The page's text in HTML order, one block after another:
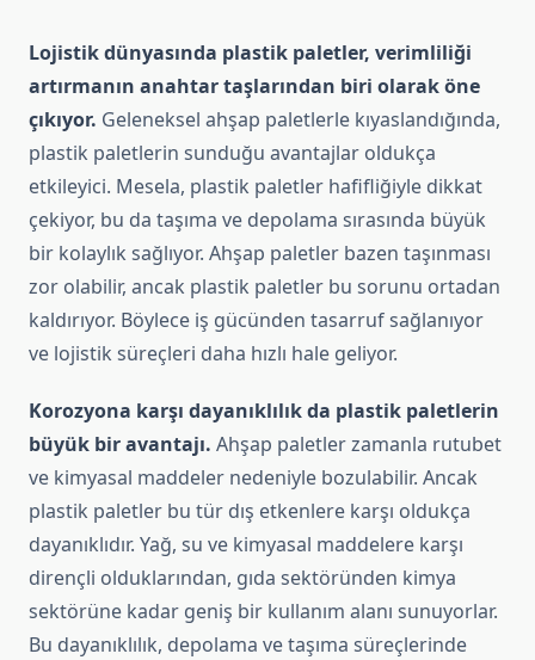
Lojistik dünyasında plastik paletler, verimliliği
artırmanın anahtar taşlarından biri olarak öne
çıkıyor. Geleneksel ahşap paletlerle kıyaslandığında,
plastik paletlerin sunduğu avantajlar oldukça
etkileyici. Mesela, plastik paletler hafifliğiyle dikkat
çekiyor, bu da taşıma ve depolama sırasında büyük
bir kolaylık sağlıyor. Ahşap paletler bazen taşınması
zor olabilir, ancak plastik paletler bu sorunu ortadan
kaldırıyor. Böylece iş gücünden tasarruf sağlanıyor
ve lojistik süreçleri daha hızlı hale geliyor.
Korozyona karşı dayanıklılık da plastik paletlerin
büyük bir avantajı. Ahşap paletler zamanla rutubet
ve kimyasal maddeler nedeniyle bozulabilir. Ancak
plastik paletler bu tür dış etkenlere karşı oldukça
dayanıklıdır. Yağ, su ve kimyasal maddelere karşı
dirençli olduklarından, gıda sektöründen kimya
sektörüne kadar geniş bir kullanım alanı sunuyorlar.
Bu dayanıklılık, depolama ve taşıma süreçlerinde